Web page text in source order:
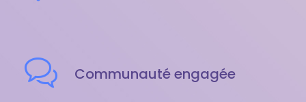
Communauté engagée